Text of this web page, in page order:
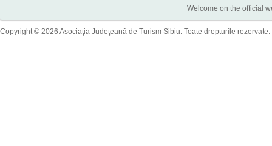
Welcome on the official
Copyright © 2026 Asociaţia Judeţeană de Turism Sibiu. Toate drepturile rezervate.